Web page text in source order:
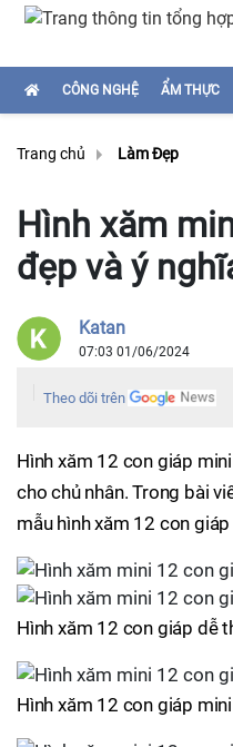
CÔNG NGHỆ ẨM THỰC
Trang chủ Làm Đẹp
Hình xăm
đẹp và ý
Katan
07:03 01/06/2024
Theo dõi trên
Hình xăm 12 con giáp
cho chủ nhân. Trong bài
mẫu hình xăm 12 con
Hình xăm 12 con giáp dễ
Hình xăm 12 con giáp